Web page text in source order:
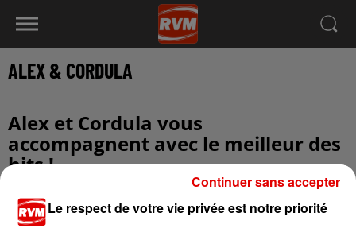
ALEX & CORDULA
Alex et Cordula vous
accompagnent avec le meilleur des
hits !
Le respect de votre vie privée est notre priorité
Continuer sans accepter